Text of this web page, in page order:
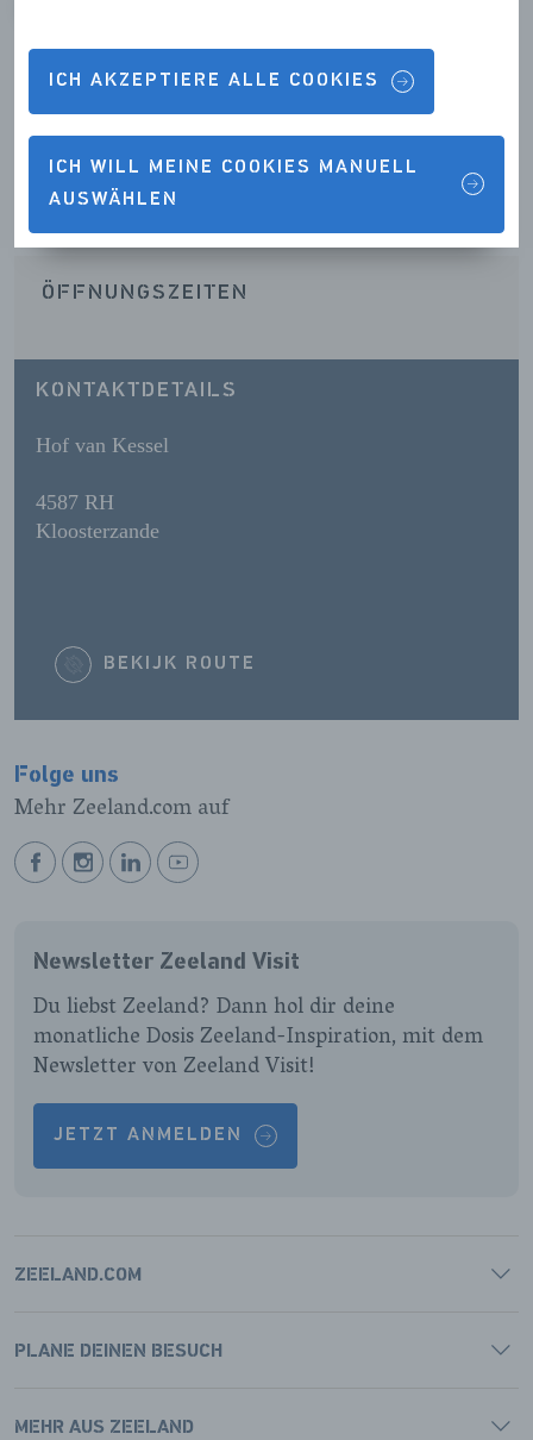
ICH AKZEPTIERE ALLE COOKIES
ICH WILL MEINE COOKIES MANUELL
AUSWÄHLEN
Kontaktdetails & Öffnungszeiten
ÖFFNUNGSZEITEN
KONTAKTDETAILS
Hof van Kessel
4587 RH
Kloosterzande
BEKIJK ROUTE
Folge uns
Mehr Zeeland.com auf
BEKIJK
PAGINA
BEKIJK
PAGINA
BEKIJK
PAGINA
BEKIJK
PAGINA
Newsletter Zeeland Visit
Du liebst Zeeland? Dann hol dir deine
monatliche Dosis Zeeland-Inspiration, mit dem
Newsletter von Zeeland Visit!
JETZT ANMELDEN
ZEELAND.COM
PLANE DEINEN BESUCH
MEHR AUS ZEELAND